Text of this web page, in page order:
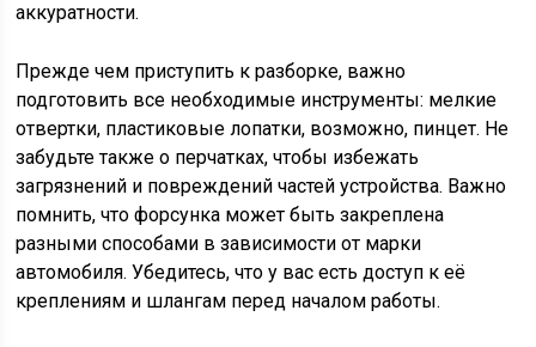
аккуратности.
Прежде чем приступить к разборке, важно
подготовить все необходимые инструменты: мелкие
отвертки, пластиковые лопатки, возможно, пинцет. Не
забудьте также о перчатках, чтобы избежать
загрязнений и повреждений частей устройства. Важно
помнить, что форсунка может быть закреплена
разными способами в зависимости от марки
автомобиля. Убедитесь, что у вас есть доступ к её
креплениям и шлангам перед началом работы.